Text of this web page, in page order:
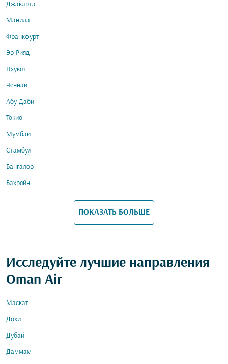
Джакарта
Манила
Франкфурт
Эр-Рияд
Пхукет
Ченнаи
Абу-Даби
Токио
Мумбаи
Стамбул
Бангалор
Бахрейн
ПОКАЗАТЬ БОЛЬШЕ
Исследуйте лучшие направления
Oman Air
Маскат
Дохи
Дубай
Даммам